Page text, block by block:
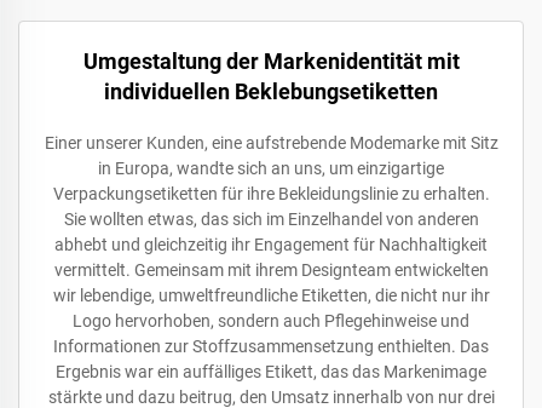
Umgestaltung der Markenidentität mit
individuellen Beklebungsetiketten
Einer unserer Kunden, eine aufstrebende Modemarke mit Sitz
in Europa, wandte sich an uns, um einzigartige
Verpackungsetiketten für ihre Bekleidungslinie zu erhalten.
Sie wollten etwas, das sich im Einzelhandel von anderen
abhebt und gleichzeitig ihr Engagement für Nachhaltigkeit
vermittelt. Gemeinsam mit ihrem Designteam entwickelten
wir lebendige, umweltfreundliche Etiketten, die nicht nur ihr
Logo hervorhoben, sondern auch Pflegehinweise und
Informationen zur Stoffzusammensetzung enthielten. Das
Ergebnis war ein auffälliges Etikett, das das Markenimage
stärkte und dazu beitrug, den Umsatz innerhalb von nur drei